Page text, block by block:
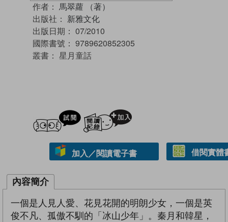
作者： 馬翠蘿 （著）
出版社： 新雅文化
出版日期： 07/2010
國際書號： 9789620852305
叢書： 星月童話
試閲
加入／閱讀電子書 借閱實體
內容簡介
一個是人見人愛、花見花開的明朗少女，一個是英
俊不凡、孤傲不馴的「冰山少年」。秦月和韓星，